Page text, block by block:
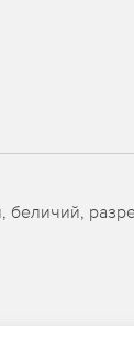
беличий,